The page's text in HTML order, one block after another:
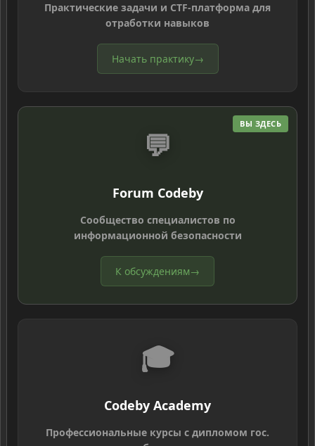
Практические задачи и CTF-платформа для
отработки навыков
Начать практику→
ВЫ ЗДЕСЬ
💬
Forum Codeby
Сообщество специалистов по
информационной безопасности
К обсуждениям→
🎓
Codeby Academy
Профессиональные курсы с дипломом гос.